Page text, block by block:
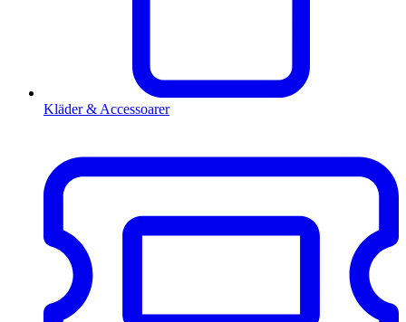
Kläder & Accessoarer